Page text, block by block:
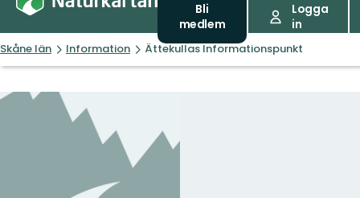
Bli
medlem
Logga
in
Skåne län Information Ättekullas Informationspunkt